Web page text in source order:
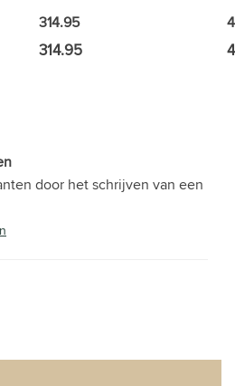
314.95
314.95
door het schrijven van een